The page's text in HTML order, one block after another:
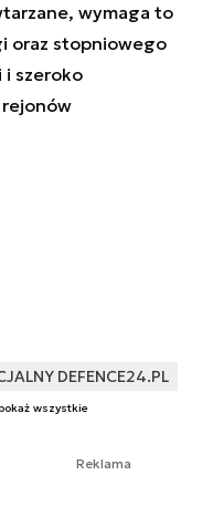
wymaga to
oraz stopniowego
i szeroko
DEFENCE24.PL
wszystkie
Reklama